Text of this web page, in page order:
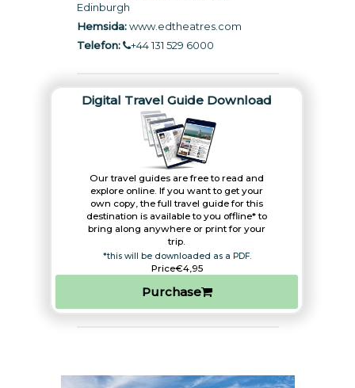
Edinburgh
Hemsida: www.edtheatres.com
Telefon:
+44 131 529 6000
Digital Travel Guide Download
Our travel guides are free to read and
explore online. If you want to get your
own copy, the full travel guide for this
destination is available to you offline* to
bring along anywhere or print for your
trip.​
*this will be downloaded as a PDF.
Price€4,95
Purchase